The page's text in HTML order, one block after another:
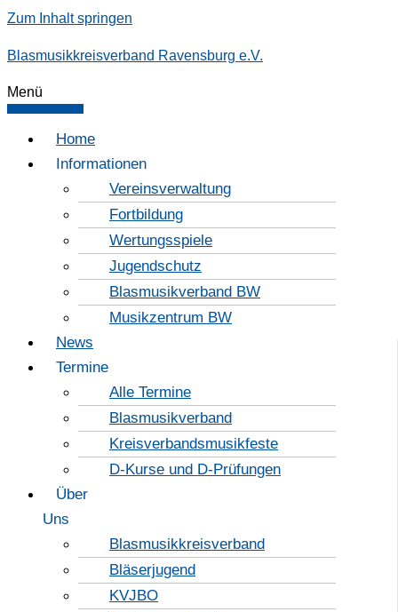
Zum Inhalt springen
Blasmusikkreisverband Ravensburg e.V.
Menü
Home
Informationen
Vereinsverwaltung
Fortbildung
Wertungsspiele
Jugendschutz
Blasmusikverband BW
Musikzentrum BW
News
Termine
Alle Termine
Blasmusikverband
Kreisverbandsmusikfeste
D-Kurse und D-Prüfungen
Über
Uns
Blasmusikkreisverband
Bläserjugend
KVJBO